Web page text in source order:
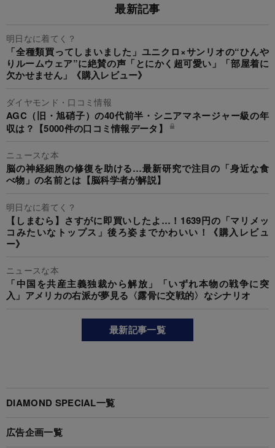
最新記事
明日なに着てく？
「全種類買ってしまいました」ユニクロ×サンリオの“ひんや
りルームウェア”に絶賛の声「とにかく超可愛い」「部屋着に
欠かせません」《購入レビュー》
ダイヤモンド・口コミ情報
AGC（旧・旭硝子）の40代前半・シニアマネージャー級の年
収は？【5000件の口コミ情報データ】
ニュースな本
脳の神経細胞の修復を助ける…最新研究で注目の「身近な食
べ物」の名前とは【脳科学者が解説】
明日なに着てく？
【しまむら】さすがに即買いしたよ…！1639円の「マリメッ
コみたいなトップス」後ろ姿までかわいい！《購入レビュ
ー》
ニュースな本
「中国を共産主義独裁から解放」「いずれ本物の戦争に突
入」アメリカの右派が夢見る〈露骨に交戦的〉なシナリオ
最新記事一覧
DIAMOND SPECIAL一覧
広告企画一覧